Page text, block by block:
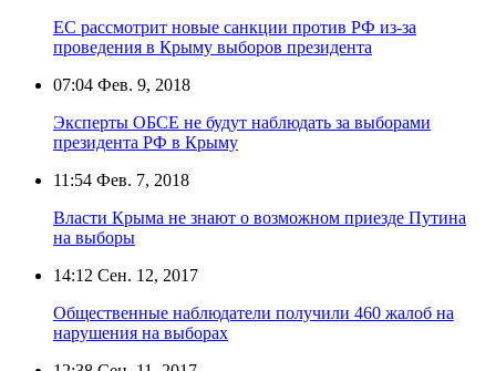
ЕС рассмотрит новые санкции против РФ из-за
проведения в Крыму выборов президента
07:04 Фев. 9, 2018
Эксперты ОБСЕ не будут наблюдать за выборами
президента РФ в Крыму
11:54 Фев. 7, 2018
Власти Крыма не знают о возможном приезде Путина
на выборы
14:12 Сен. 12, 2017
Общественные наблюдатели получили 460 жалоб на
нарушения на выборах